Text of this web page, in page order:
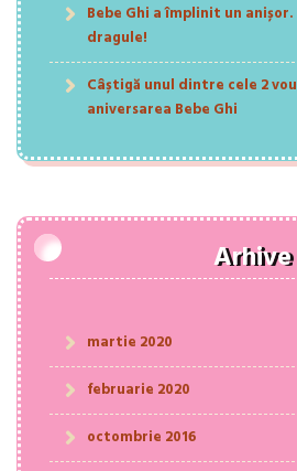
Bebe Ghi a împlinit un
dragule!
Câștigă unul dintre cele 2
aniversarea Bebe Ghi
Arhive
martie 2020
februarie 2020
octombrie 2016